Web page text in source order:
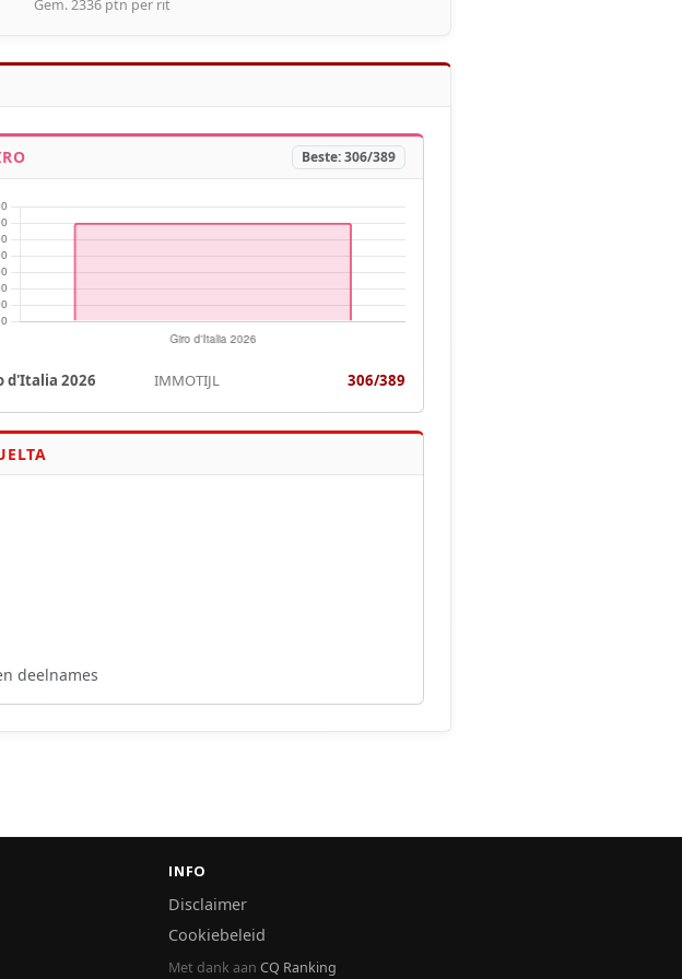
Gem. 2336 ptn per rit
Beste: 306/389
d'Italia 2026 IMMOTIJL 306/389
deelnames
INFO
Disclaimer
Cookiebeleid
Met dank aan CQ Ranking